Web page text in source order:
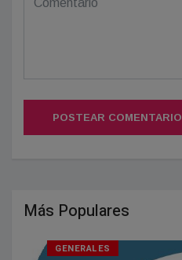
POSTEAR COMENTARIO
Más Populares
GENERALES